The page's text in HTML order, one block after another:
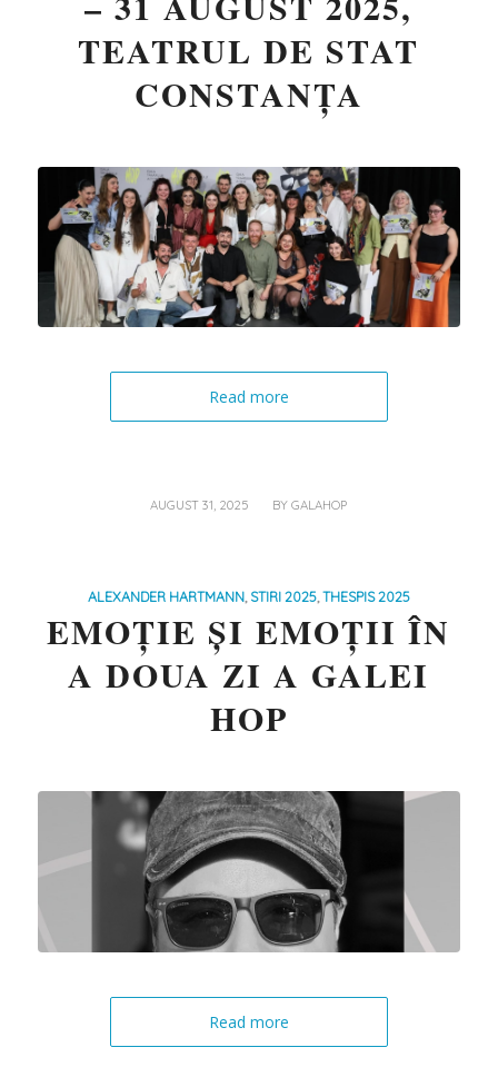
TEATRUL DE STAT
CONSTANȚA
Read more
AUGUST 31, 2025
/ BYGALAHOP
ALEXANDER HARTMANN,STIRI 2025,THESPIS 2025
EMOȚIE ȘI EMOȚII ÎN
A DOUA ZI A GALEI
HOP
Read more